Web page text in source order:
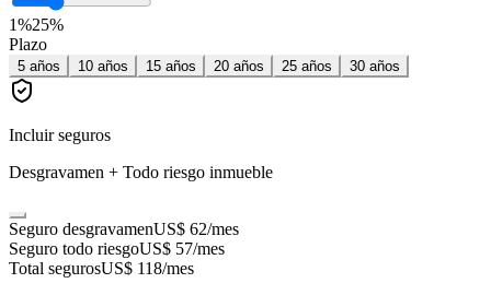
1%25%
Plazo
5 años 10 años 15 años 20 años 25 años 30 años
Incluir seguros
Desgravamen + Todo riesgo inmueble
Seguro desgravamenUS$ 62/mes
Seguro todo riesgoUS$ 57/mes
Total segurosUS$ 118/mes